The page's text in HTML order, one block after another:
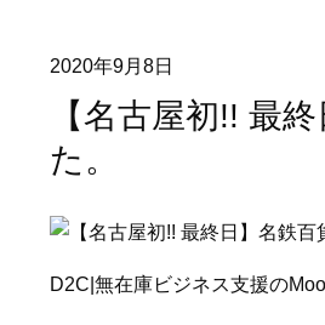
2020年9月8日
【名古屋初!! 最
た。
D2C|無在庫ビジネス支援の